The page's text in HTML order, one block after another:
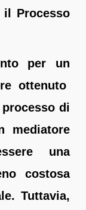
il Processo
per un
ottenuto
di
mediatore
una
costosa
Tuttavia,